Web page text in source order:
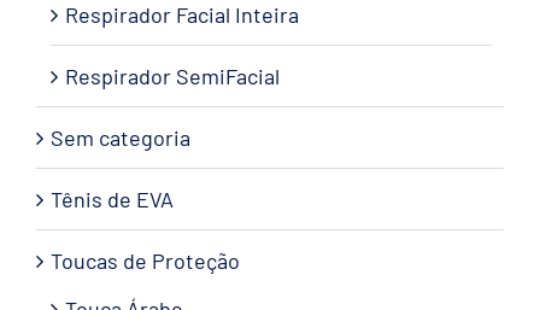
Respirador Facial Inteira
Respirador SemiFacial
Sem categoria
Tênis de EVA
Toucas de Proteção